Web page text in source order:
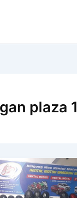
plaza 1